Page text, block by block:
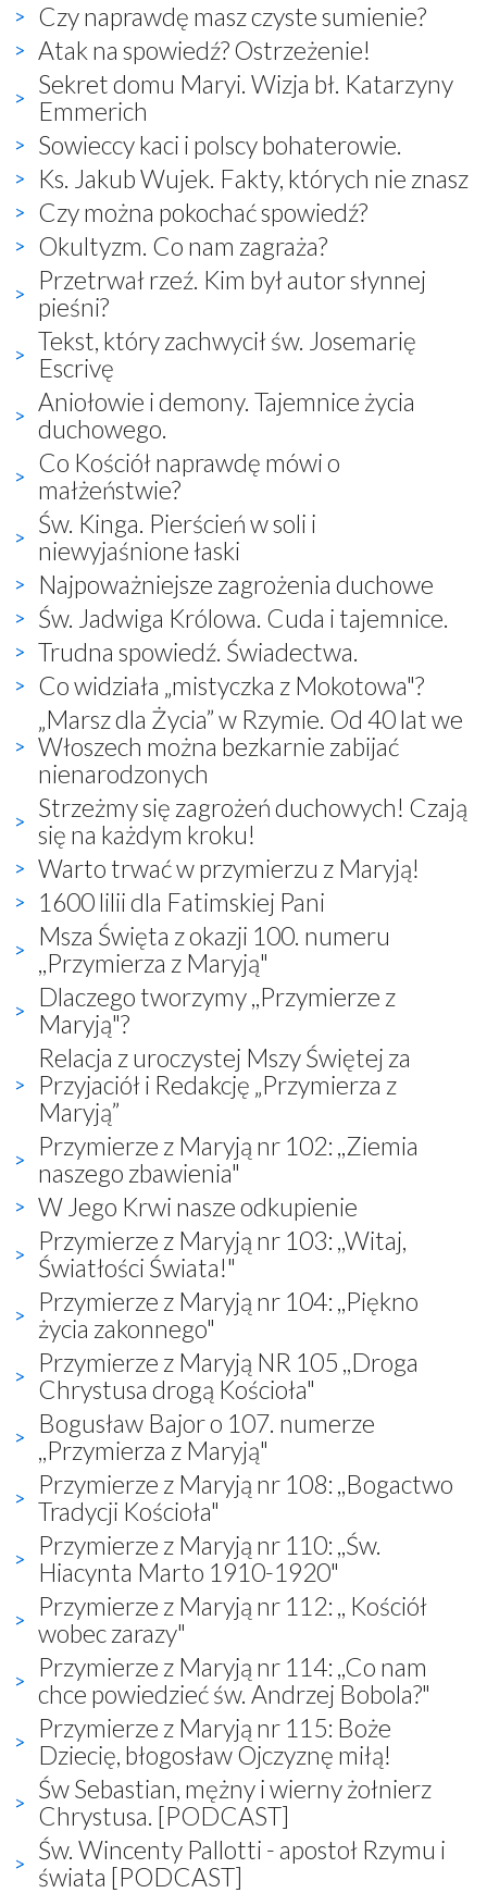
Czy naprawdę masz czyste sumienie?
Atak na spowiedź? Ostrzeżenie!
Sekret domu Maryi. Wizja bł. Katarzyny
Emmerich
Sowieccy kaci i polscy bohaterowie.
Ks. Jakub Wujek. Fakty, których nie znasz
Czy można pokochać spowiedź?
Okultyzm. Co nam zagraża?
Przetrwał rzeź. Kim był autor słynnej
pieśni?
Tekst, który zachwycił św. Josemarię
Escrivę
Aniołowie i demony. Tajemnice życia
duchowego.
Co Kościół naprawdę mówi o
małżeństwie?
Św. Kinga. Pierścień w soli i
niewyjaśnione łaski
Najpoważniejsze zagrożenia duchowe
Św. Jadwiga Królowa. Cuda i tajemnice.
Trudna spowiedź. Świadectwa.
Co widziała „mistyczka z Mokotowa"?
„Marsz dla Życia” w Rzymie. Od 40 lat we
Włoszech można bezkarnie zabijać
nienarodzonych
Strzeżmy się zagrożeń duchowych! Czają
się na każdym kroku!
Warto trwać w przymierzu z Maryją!
1600 lilii dla Fatimskiej Pani
Msza Święta z okazji 100. numeru
,,Przymierza z Maryją"
Dlaczego tworzymy ,,Przymierze z
Maryją"?
Relacja z uroczystej Mszy Świętej za
Przyjaciół i Redakcję „Przymierza z
Maryją”
Przymierze z Maryją nr 102: ,,Ziemia
naszego zbawienia"
W Jego Krwi nasze odkupienie
Przymierze z Maryją nr 103: ,,Witaj,
Światłości Świata!"
Przymierze z Maryją nr 104: ,,Piękno
życia zakonnego"
Przymierze z Maryją NR 105 ,,Droga
Chrystusa drogą Kościoła"
Bogusław Bajor o 107. numerze
,,Przymierza z Maryją"
Przymierze z Maryją nr 108: ,,Bogactwo
Tradycji Kościoła"
Przymierze z Maryją nr 110: ,,Św.
Hiacynta Marto 1910-1920"
Przymierze z Maryją nr 112: ,, Kościół
wobec zarazy"
Przymierze z Maryją nr 114: ,,Co nam
chce powiedzieć św. Andrzej Bobola?"
Przymierze z Maryją nr 115: Boże
Dziecię, błogosław Ojczyznę miłą!
Św Sebastian, mężny i wierny żołnierz
Chrystusa. [PODCAST]
Św. Wincenty Pallotti - apostoł Rzymu i
świata [PODCAST]